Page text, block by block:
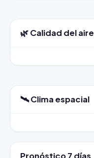
🌿 Calidad del aire
🛰️ Clima espacial
Pronóstico 7 días